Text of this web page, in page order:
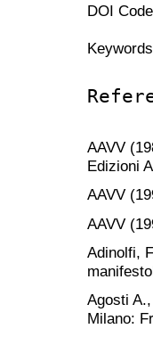
DOI
AAVV
Edizioni
AAVV
AAVV
Adinolfi,
Agosti
Milano: